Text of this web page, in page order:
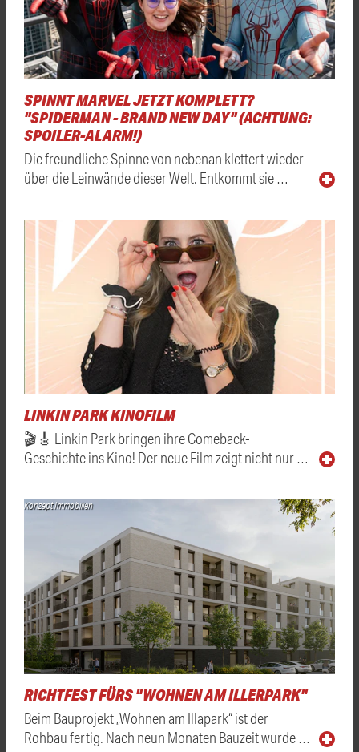
SPINNT MARVEL JETZT KOMPLETT?
"SPIDERMAN - BRAND NEW DAY" (ACHTUNG:
SPOILER-ALARM!)
Die freundliche Spinne von nebenan klettert wieder
über die Leinwände dieser Welt. Entkommt sie …
LINKIN PARK KINOFILM
🎬🎸 Linkin Park bringen ihre Comeback-
Geschichte ins Kino! Der neue Film zeigt nicht nur …
Konzept Immobilien
RICHTFEST FÜRS "WOHNEN AM ILLERPARK"
Beim Bauprojekt „Wohnen am Illapark“ ist der
Rohbau fertig. Nach neun Monaten Bauzeit wurde …